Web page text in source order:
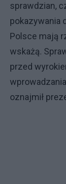
sprawdzian,
pokazywania
Polsce mają
wskażą.
przed
oznajmił